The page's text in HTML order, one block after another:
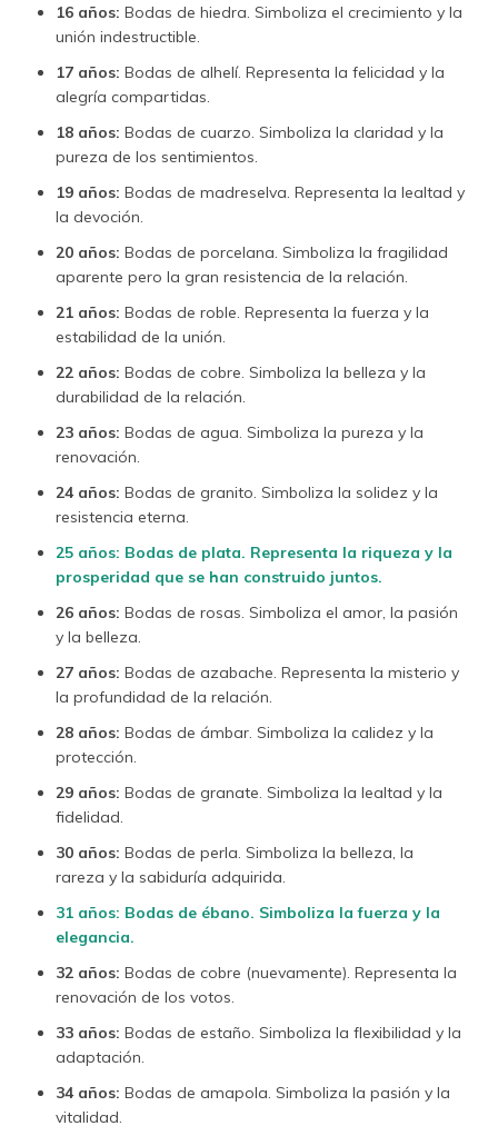
16 años: Bodas de hiedra. Simboliza el crecimiento y la
unión indestructible.
17 años: Bodas de alhelí. Representa la felicidad y la
alegría compartidas.
18 años: Bodas de cuarzo. Simboliza la claridad y la
pureza de los sentimientos.
19 años: Bodas de madreselva. Representa la lealtad y
la devoción.
20 años: Bodas de porcelana. Simboliza la fragilidad
aparente pero la gran resistencia de la relación.
21 años: Bodas de roble. Representa la fuerza y la
estabilidad de la unión.
22 años: Bodas de cobre. Simboliza la belleza y la
durabilidad de la relación.
23 años: Bodas de agua. Simboliza la pureza y la
renovación.
24 años: Bodas de granito. Simboliza la solidez y la
resistencia eterna.
25 años: Bodas de plata. Representa la riqueza y la
prosperidad que se han construido juntos.
26 años: Bodas de rosas. Simboliza el amor, la pasión
y la belleza.
27 años: Bodas de azabache. Representa la misterio y
la profundidad de la relación.
28 años: Bodas de ámbar. Simboliza la calidez y la
protección.
29 años: Bodas de granate. Simboliza la lealtad y la
fidelidad.
30 años: Bodas de perla. Simboliza la belleza, la
rareza y la sabiduría adquirida.
31 años: Bodas de ébano. Simboliza la fuerza y la
elegancia.
32 años: Bodas de cobre (nuevamente). Representa la
renovación de los votos.
33 años: Bodas de estaño. Simboliza la flexibilidad y la
adaptación.
34 años: Bodas de amapola. Simboliza la pasión y la
vitalidad.